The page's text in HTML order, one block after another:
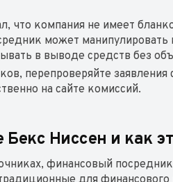
что компания не имеет
может манипулировать
в выводе средств без
перепроверяйте
на сайте комиссий.
Бекс Ниссен и как
финансовый